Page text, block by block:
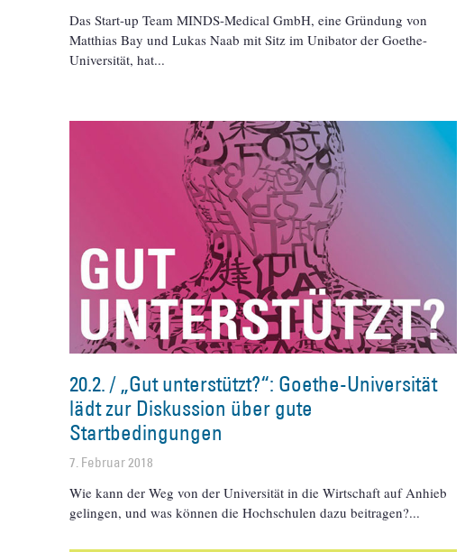
Das Start-up Team MINDS-Medical GmbH, eine Gründung von
Matthias Bay und Lukas Naab mit Sitz im Unibator der Goethe-
Universität, hat
20.2. / „Gut unterstützt?“: Goethe-Universität
lädt zur Diskussion über gute
Startbedingungen
7. Februar 2018
Wie kann der Weg von der Universität in die Wirtschaft auf Anhieb
gelingen, und was können die Hochschulen dazu beitragen?